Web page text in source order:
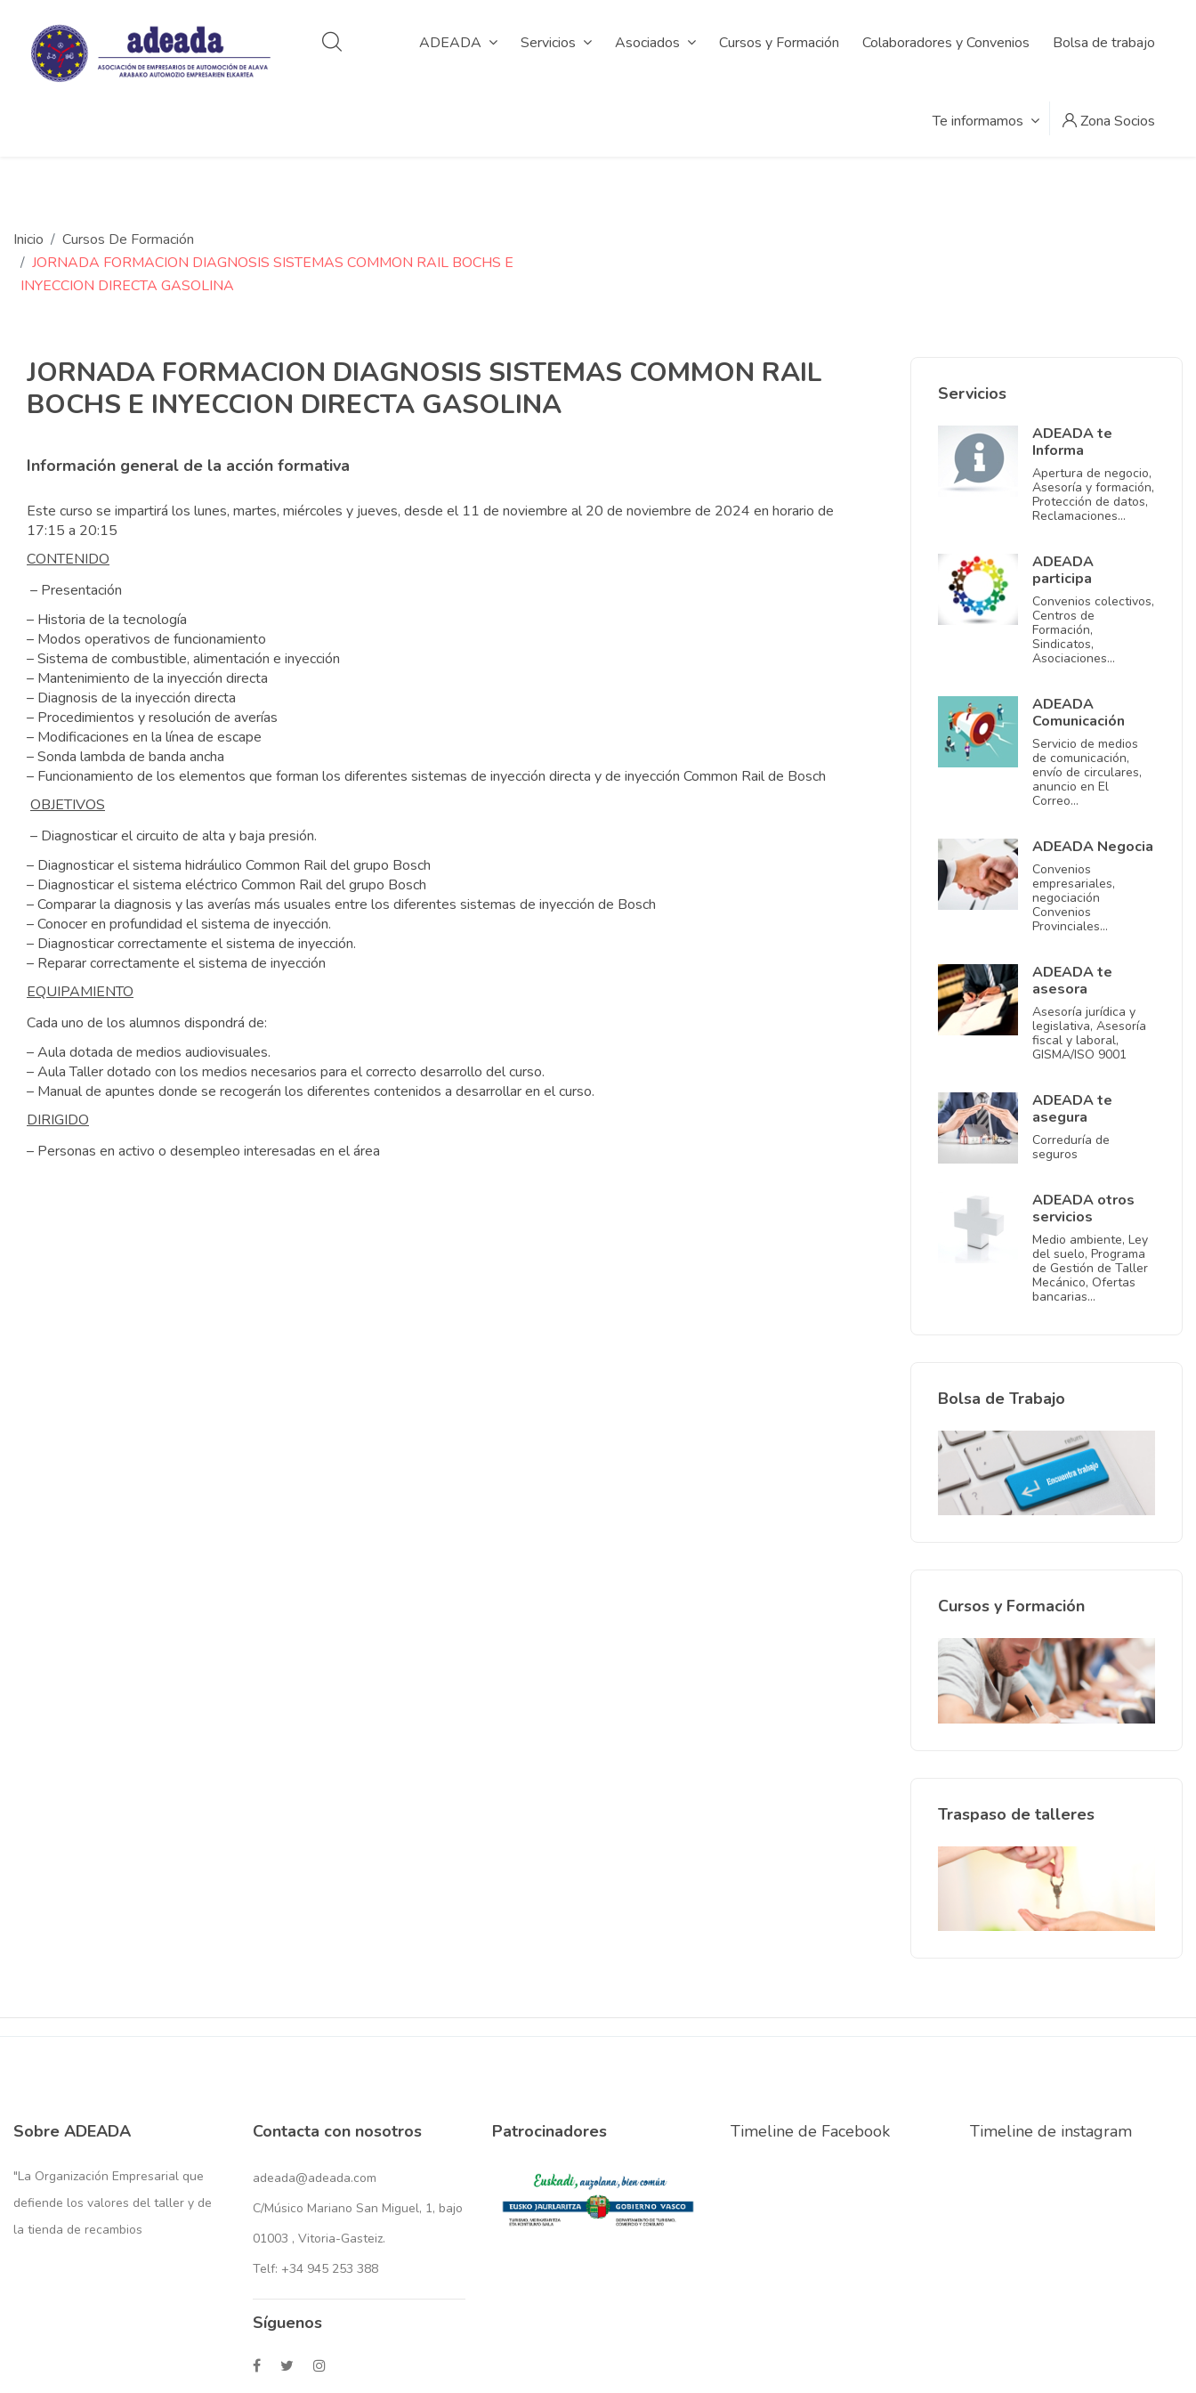
ADEADA Servicios Asociados Cursos y Formación Colaboradores y Convenios Bolsa de trabajo
Te informamos Zona Socios
Inicio
Cursos De Formación
JORNADA FORMACION DIAGNOSIS SISTEMAS COMMON RAIL BOCHS E
INYECCION DIRECTA GASOLINA
JORNADA FORMACION DIAGNOSIS SISTEMAS COMMON RAIL
BOCHS E INYECCION DIRECTA GASOLINA
Información general de la acción formativa
Este curso se impartirá los lunes, martes, miércoles y jueves, desde el 11 de noviembre al 20 de noviembre de 2024 en horario de
17:15 a 20:15
CONTENIDO
– Presentación
– Historia de la tecnología
– Modos operativos de funcionamiento
– Sistema de combustible, alimentación e inyección
– Mantenimiento de la inyección directa
– Diagnosis de la inyección directa
– Procedimientos y resolución de averías
– Modificaciones en la línea de escape
– Sonda lambda de banda ancha
– Funcionamiento de los elementos que forman los diferentes sistemas de inyección directa y de inyección Common Rail de Bosch
OBJETIVOS
– Diagnosticar el circuito de alta y baja presión.
– Diagnosticar el sistema hidráulico Common Rail del grupo Bosch
– Diagnosticar el sistema eléctrico Common Rail del grupo Bosch
– Comparar la diagnosis y las averías más usuales entre los diferentes sistemas de inyección de Bosch
– Conocer en profundidad el sistema de inyección.
– Diagnosticar correctamente el sistema de inyección.
– Reparar correctamente el sistema de inyección
EQUIPAMIENTO
Cada uno de los alumnos dispondrá de:
– Aula dotada de medios audiovisuales.
– Aula Taller dotado con los medios necesarios para el correcto desarrollo del curso.
– Manual de apuntes donde se recogerán los diferentes contenidos a desarrollar en el curso.
DIRIGIDO
– Personas en activo o desempleo interesadas en el área
Servicios
ADEADA te
Informa
Apertura de negocio,
Asesoría y formación,
Protección de datos,
Reclamaciones…
ADEADA
participa
Convenios colectivos,
Centros de
Formación,
Sindicatos,
Asociaciones…
ADEADA
Comunicación
Servicio de medios
de comunicación,
envío de circulares,
anuncio en El
Correo…
ADEADA Negocia
Convenios
empresariales,
negociación
Convenios
Provinciales…
ADEADA te
asesora
Asesoría jurídica y
legislativa, Asesoría
fiscal y laboral,
GISMA/ISO 9001
ADEADA te
asegura
Correduría de
seguros
ADEADA otros
servicios
Medio ambiente, Ley
del suelo, Programa
de Gestión de Taller
Mecánico, Ofertas
bancarias…
Bolsa de Trabajo
Cursos y Formación
Traspaso de talleres
Sobre ADEADA
"La Organización Empresarial que
defiende los valores del taller y de
la tienda de recambios
Contacta con nosotros
adeada@adeada.com
C/Músico Mariano San Miguel, 1, bajo
01003 , Vitoria-Gasteiz.
Telf: +34 945 253 388
Síguenos
Patrocinadores Timeline de Facebook Timeline de instagram